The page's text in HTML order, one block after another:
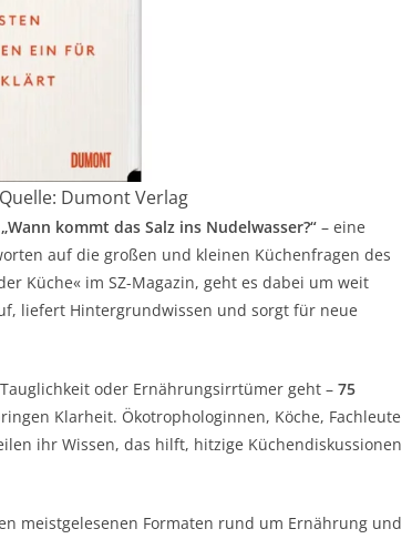
Dumont Verlag
„Wann kommt das Salz ins Nudelwasser?“ – eine
auf die großen und kleinen Küchenfragen des
Küche« im SZ-Magazin, geht es dabei um weit
liefert Hintergrundwissen und sorgt für neue
oder Ernährungsirrtümer geht – 75
Klarheit. Ökotrophologinnen, Köche, Fachleute
ihr Wissen, das hilft, hitzige Küchendiskussionen
meistgelesenen Formaten rund um Ernährung und